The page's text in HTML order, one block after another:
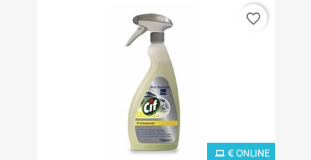
€ ONLINE
favorite_border